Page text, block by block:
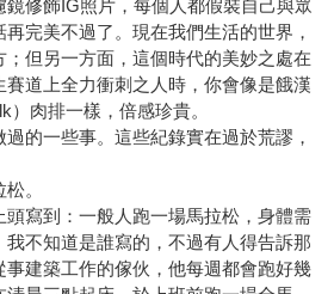
修飾IG照片，每個人都假裝自己與眾
完美不過了。現在我們生活的世界，
但另一方面，這個時代的美妙之處在
道上全力衝刺之人時，你會像是餓漢
肉排一樣，倍感珍貴。
的一些事。這些紀錄實在過於荒謬，
。
寫到：一般人跑一場馬拉松，身體需
不知道是誰寫的，不過有人得告訴那
建築工作的傢伙，他每週都會跑好幾